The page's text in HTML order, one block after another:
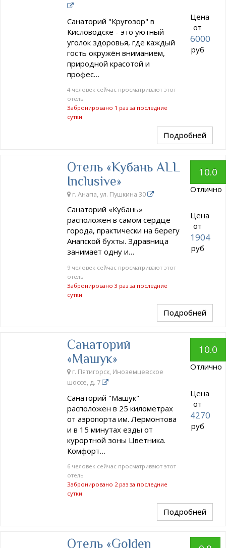
Санаторий "Кругозор" в
Кисловодске - это уютный
уголок здоровья, где каждый
гость окружён вниманием,
природной красотой и
профес…
4 человек сейчас просматривают этот
отель
Забронировано 1 раз за последние
сутки
Цена
от
6000
руб
Подробней
Отель «Кубань ALL
Inclusive»
г. Анапа, ул. Пушкина 30
Санаторий «Кубань»
расположен в самом сердце
города, практически на берегу
Анапской бухты. Здравница
занимает одну и…
9 человек сейчас просматривают этот
отель
Забронировано 3 раз за последние
сутки
10.0
Отлично
Цена
от
1904
руб
Подробней
Санаторий
«Машук»
г. Пятигорск, Иноземцевское
шоссе, д. 7
Санаторий "Машук"
расположен в 25 километрах
от аэропорта им. Лермонтова
и в 15 минутах езды от
курортной зоны Цветника.
Комфорт…
6 человек сейчас просматривают этот
отель
Забронировано 2 раз за последние
сутки
10.0
Отлично
Цена
от
4270
руб
Подробней
Отель «Golden